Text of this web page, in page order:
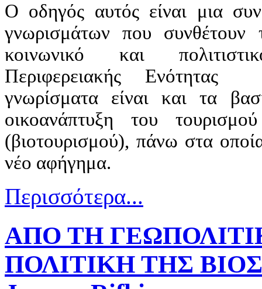
Ο οδηγός αυτός είναι μια
γνωρισμάτων που συνθέτουν
κοινωνικό και
Περιφερειακής
γνωρίσματα είναι και τα
οικοανάπτυξη του
(βιοτουρισμού), πάνω στα
νέο αφήγημα.
Περισσότερα...
ΑΠΟ ΤΗ
ΠΟΛΙΤΙΚΗ ΤΗΣ